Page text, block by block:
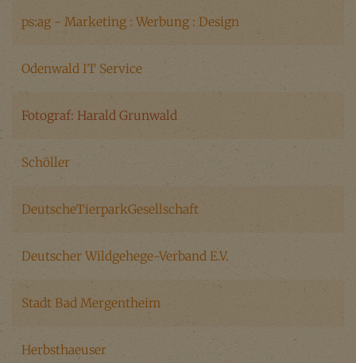
ps:ag - Marketing : Werbung : Design
Odenwald IT Service
Fotograf: Harald Grunwald
Schöller
DeutscheTierparkGesellschaft
Deutscher Wildgehege-Verband E.V.
Stadt Bad Mergentheim
Herbsthaeuser